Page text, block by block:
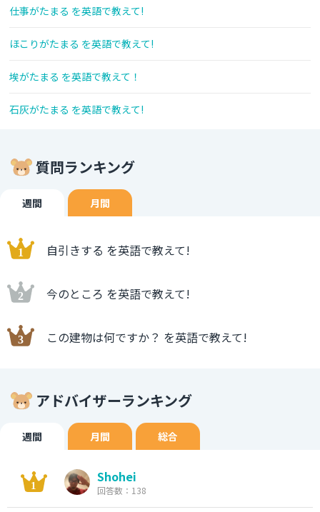
仕事がたまる を英語で教えて!
ほこりがたまる を英語で教えて!
埃がたまる を英語で教えて！
石灰がたまる を英語で教えて!
質問ランキング
週間 月間
自引きする を英語で教えて!
今のところ を英語で教えて!
この建物は何ですか？ を英語で教えて!
アドバイザーランキング
週間 月間 総合
Shohei
回答数：138